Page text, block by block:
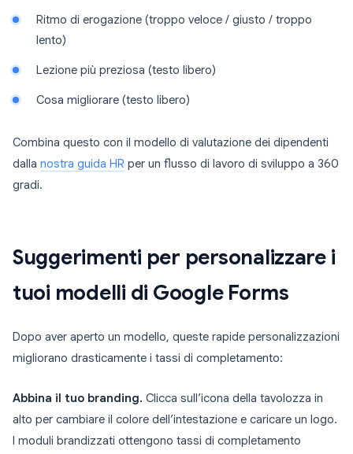
Ritmo di erogazione (troppo veloce / giusto / troppo
lento)
Lezione più preziosa (testo libero)
Cosa migliorare (testo libero)
Combina questo con il modello di valutazione dei dipendenti
dalla nostra guida HR per un flusso di lavoro di sviluppo a 360
gradi.
Suggerimenti per personalizzare i
tuoi modelli di Google Forms
Dopo aver aperto un modello, queste rapide personalizzazioni
migliorano drasticamente i tassi di completamento:
Abbina il tuo branding. Clicca sull’icona della tavolozza in
alto per cambiare il colore dell’intestazione e caricare un logo.
I moduli brandizzati ottengono tassi di completamento